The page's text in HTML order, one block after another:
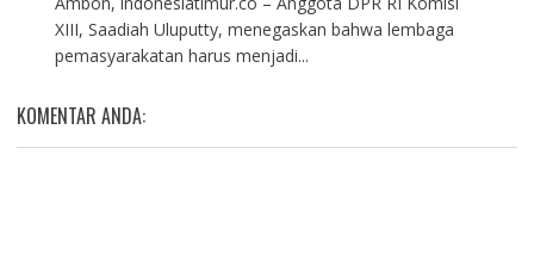
XIII, Saadiah Uluputty, menegaskan bahwa lembaga
pemasyarakatan harus menjadi...
KOMENTAR ANDA: